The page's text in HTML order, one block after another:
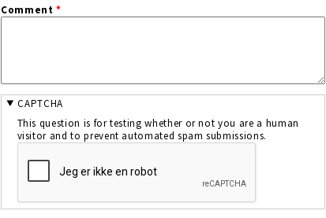
Comment*
CAPTCHA
This question is for testing whether or not you are a human
visitor and to prevent automated spam submissions.